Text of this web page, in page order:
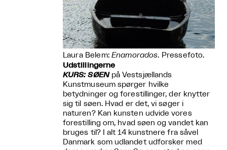
Laura Belem: Enamorados. Pressefoto.
Udstillingerne
KURS: SØEN på Vestsjællands
Kunstmuseum spørger hvilke
betydninger og forestillinger, der knytter
sig til søen. Hvad er det, vi søger i
naturen? Kan kunsten udvide vores
forestilling om, hvad søen og vandet kan
bruges til? I alt 14 kunstnere fra såvel
Danmark som udlandet udforsker med